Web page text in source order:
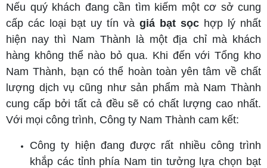
Nếu quý khách đang cần tìm kiếm một cơ sở cung
cấp các loại bạt uy tín và giá bạt sọc hợp lý nhất
hiện nay thì Nam Thành là một địa chỉ mà khách
hàng không thể nào bỏ qua. Khi đến với Tổng kho
Nam Thành, bạn có thể hoàn toàn yên tâm về chất
lượng dịch vụ cũng như sản phẩm mà Nam Thành
cung cấp bởi tất cả đều sẽ có chất lượng cao nhất.
Với mọi công trình, Công ty Nam Thành cam kết:
Công ty hiện đang được rất nhiều công trình
khắp các tỉnh phía Nam tin tưởng lựa chọn bạt